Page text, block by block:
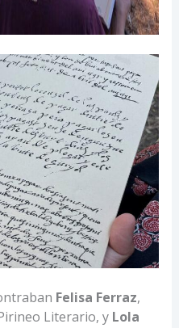
Felisa Ferraz,
Literario, yLola